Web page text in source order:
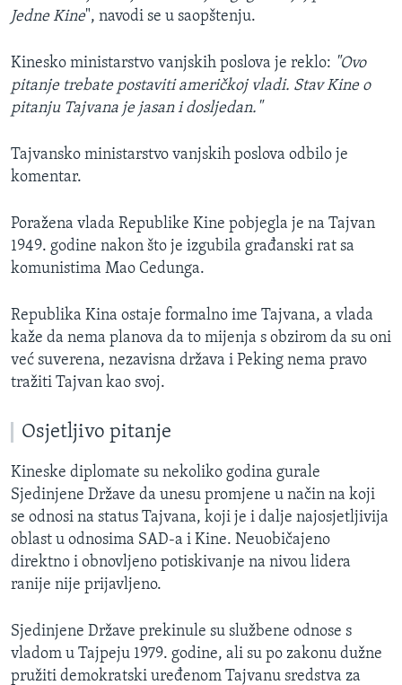
Jedne Kine", navodi se u saopštenju.
Kinesko ministarstvo vanjskih poslova je reklo: "Ovo
pitanje trebate postaviti američkoj vladi. Stav Kine o
pitanju Tajvana je jasan i dosljedan."
Tajvansko ministarstvo vanjskih poslova odbilo je
komentar.
Poražena vlada Republike Kine pobjegla je na Tajvan
1949. godine nakon što je izgubila građanski rat sa
komunistima Mao Cedunga.
Republika Kina ostaje formalno ime Tajvana, a vlada
kaže da nema planova da to mijenja s obzirom da su oni
već suverena, nezavisna država i Peking nema pravo
tražiti Tajvan kao svoj.
Osjetljivo pitanje
Kineske diplomate su nekoliko godina gurale
Sjedinjene Države da unesu promjene u način na koji
se odnosi na status Tajvana, koji je i dalje najosjetljivija
oblast u odnosima SAD-a i Kine. Neuobičajeno
direktno i obnovljeno potiskivanje na nivou lidera
ranije nije prijavljeno.
Sjedinjene Države prekinule su službene odnose s
vladom u Tajpeju 1979. godine, ali su po zakonu dužne
pružiti demokratski uređenom Tajvanu sredstva za